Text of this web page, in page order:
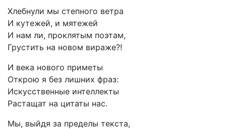
Хлебнули мы степного ветра
И кутежей, и мятежей
И нам ли, проклятым поэтам,
Грустить на новом вираже?!
И века нового приметы
Открою я без лишних фраз:
Искусственные интеллекты
Растащат на цитаты нас.
Мы, выйдя за пределы текста,